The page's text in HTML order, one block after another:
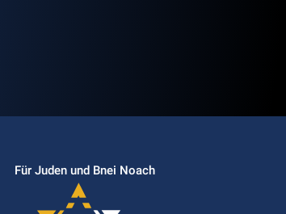
Für Juden und Bnei Noach